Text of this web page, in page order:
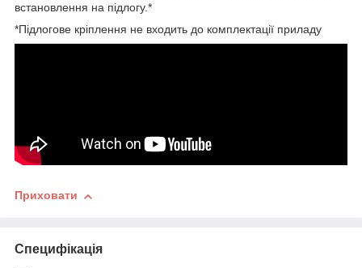
встановлення на підлогу.*
*Підлогове кріплення не входить до комплектації приладу
Приховати
Специфікація